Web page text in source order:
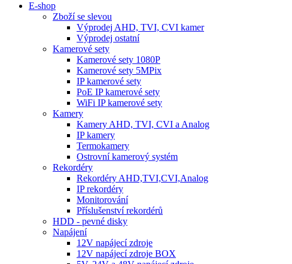
E-shop
Zboží se slevou
Výprodej AHD, TVI, CVI kamer
Výprodej ostatní
Kamerové sety
Kamerové sety 1080P
Kamerové sety 5MPix
IP kamerové sety
PoE IP kamerové sety
WiFi IP kamerové sety
Kamery
Kamery AHD, TVI, CVI a Analog
IP kamery
Termokamery
Ostrovní kamerový systém
Rekordéry
Rekordéry AHD,TVI,CVI,Analog
IP rekordéry
Monitorování
Příslušenství rekordérů
HDD - pevné disky
Napájení
12V napájecí zdroje
12V napájecí zdroje BOX